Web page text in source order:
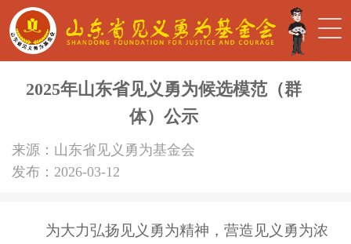
2025年山东省见义勇为候选模范（群
体）公示
来源：山东省见义勇为基金会
发布：2026-03-12
为大力弘扬见义勇为精神，营造见义勇为浓